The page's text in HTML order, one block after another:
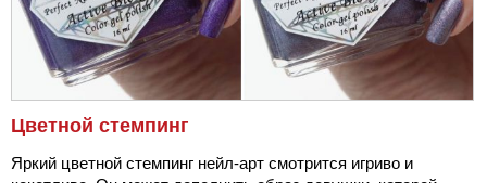
Цветной стемпинг
Яркий цветной стемпинг нейл-арт смотрится игриво и